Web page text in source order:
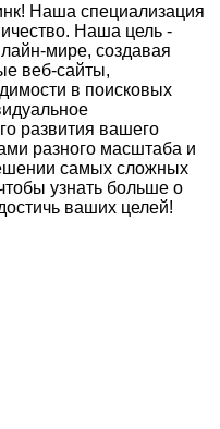
Наша специализация
Наша цель -
мире, создавая
веб-сайты,
в поисковых
развития вашего
разного масштаба и
самых сложных
узнать больше о
ваших целей!